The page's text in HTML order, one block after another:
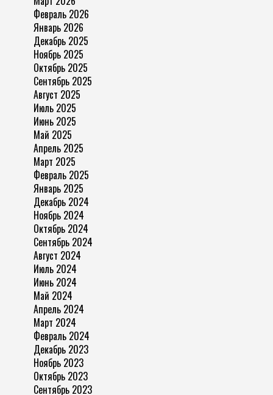
Февраль 2026
Январь 2026
Декабрь 2025
Ноябрь 2025
Октябрь 2025
Сентябрь 2025
Август 2025
Июль 2025
Июнь 2025
Май 2025
Апрель 2025
Март 2025
Февраль 2025
Январь 2025
Декабрь 2024
Ноябрь 2024
Октябрь 2024
Сентябрь 2024
Август 2024
Июль 2024
Июнь 2024
Май 2024
Апрель 2024
Март 2024
Февраль 2024
Декабрь 2023
Ноябрь 2023
Октябрь 2023
Сентябрь 2023